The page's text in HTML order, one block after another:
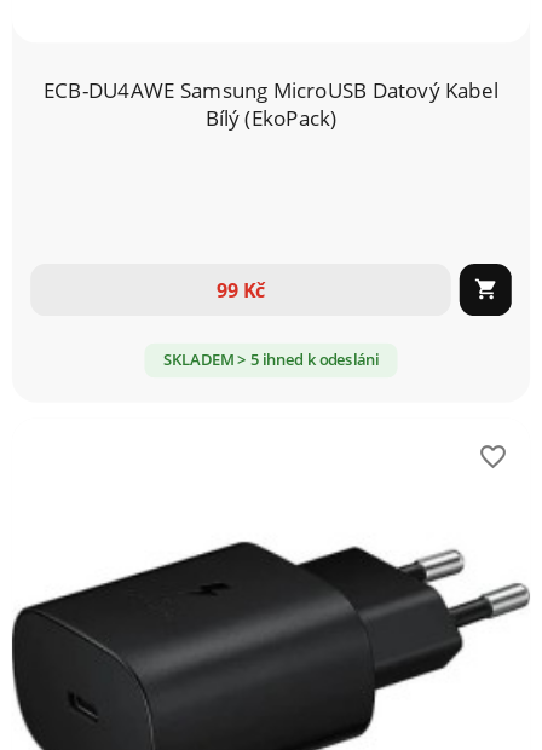
ECB-DU4AWE Samsung MicroUSB Datový Kabel
Bílý (EkoPack)
99 Kč 
SKLADEM > 5 ihned k odesláni
favorite_border